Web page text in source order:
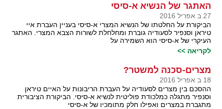
האתגר של הנשיא א-סיסי
27 ב אפריל 2016
הביקורת על החלטתו של הנשיא המצרי א-סיסי בעניין העברת איי
טיראן וסנפיר לסעודיה גוברת ומחלחלת לשורות הצבא המצרי. האתגר
העיקרי של א-סיסי הוא השמירה על
לקריאה >>
מצרים-סכנה למשטר?
18 ב אפריל 2016
ההסכם בין מצרים לסעודיה על העברת הריבונות על האיים טיראן
וסנפיר מתגלה כמלכודת פוליטית לנשיא א-סיסי. הביקורת הציבורית
מתגברת במצרים ואפילו חלק מתומכיו של א-סיסי